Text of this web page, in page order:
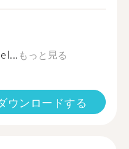
もっと見る
ウンロードする